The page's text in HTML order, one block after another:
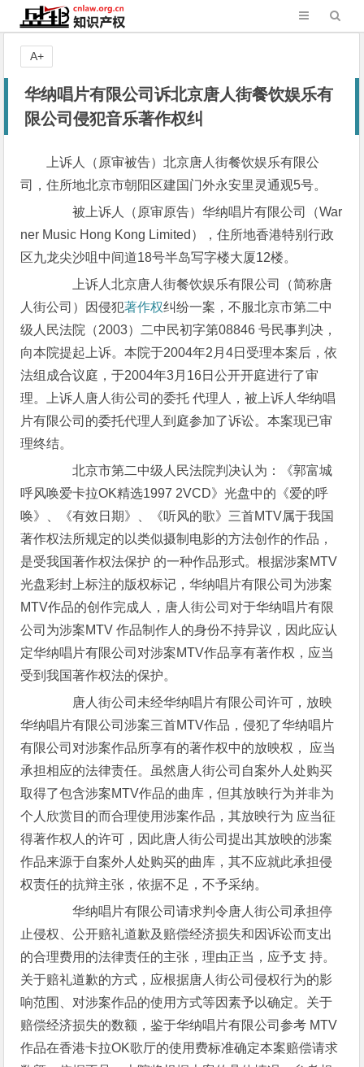
华纳唱片有限公司诉北京唐人街餐饮娱乐有
限公司侵犯音乐著作权纠
上诉人（原审被告）北京唐人街餐饮娱乐有限公
司，住所地北京市朝阳区建国门外永安里灵通观5号。
被上诉人（原审原告）华纳唱片有限公司（War
ner Music Hong Kong Limited），住所地香港特别行政
区九龙尖沙咀中间道18号半岛写字楼大厦12楼。
上诉人北京唐人街餐饮娱乐有限公司（简称唐
人街公司）因侵犯著作权纠纷一案，不服北京市第二中
级人民法院（2003）二中民初字第08846 号民事判决，
向本院提起上诉。本院于2004年2月4日受理本案后，依
法组成合议庭，于2004年3月16日公开开庭进行了审
理。上诉人唐人街公司的委托 代理人，被上诉人华纳唱
片有限公司的委托代理人到庭参加了诉讼。本案现已审
理终结。
北京市第二中级人民法院判决认为：《郭富城
呼风唤爱卡拉OK精选1997 2VCD》光盘中的《爱的呼
唤》、《有效日期》、《听风的歌》三首MTV属于我国
著作权法所规定的以类似摄制电影的方法创作的作品，
是受我国著作权法保护 的一种作品形式。根据涉案MTV
光盘彩封上标注的版权标记，华纳唱片有限公司为涉案
MTV作品的创作完成人，唐人街公司对于华纳唱片有限
公司为涉案MTV 作品制作人的身份不持异议，因此应认
定华纳唱片有限公司对涉案MTV作品享有著作权，应当
受到我国著作权法的保护。
唐人街公司未经华纳唱片有限公司许可，放映
华纳唱片有限公司涉案三首MTV作品，侵犯了华纳唱片
有限公司对涉案作品所享有的著作权中的放映权， 应当
承担相应的法律责任。虽然唐人街公司自案外人处购买
取得了包含涉案MTV作品的曲库，但其放映行为并非为
个人欣赏目的而合理使用涉案作品，其放映行为 应当征
得著作权人的许可，因此唐人街公司提出其放映的涉案
作品来源于自案外人处购买的曲库，其不应就此承担侵
权责任的抗辩主张，依据不足，不予采纳。
华纳唱片有限公司请求判令唐人街公司承担停
止侵权、公开赔礼道歉及赔偿经济损失和因诉讼而支出
的合理费用的法律责任的主张，理由正当，应予支 持。
关于赔礼道歉的方式，应根据唐人街公司侵权行为的影
响范围、对涉案作品的使用方式等因素予以确定。关于
赔偿经济损失的数额，鉴于华纳唱片有限公司参考 MTV
作品在香港卡拉OK歌厅的使用费标准确定本案赔偿请求
A+